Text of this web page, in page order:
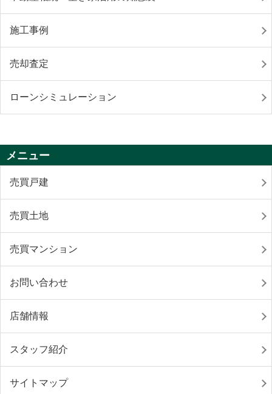
施工事例
売却査定
ローンシミュレーション
メニュー
売買戸建
売買土地
売買マンション
お問い合わせ
店舗情報
スタッフ紹介
サイトマップ